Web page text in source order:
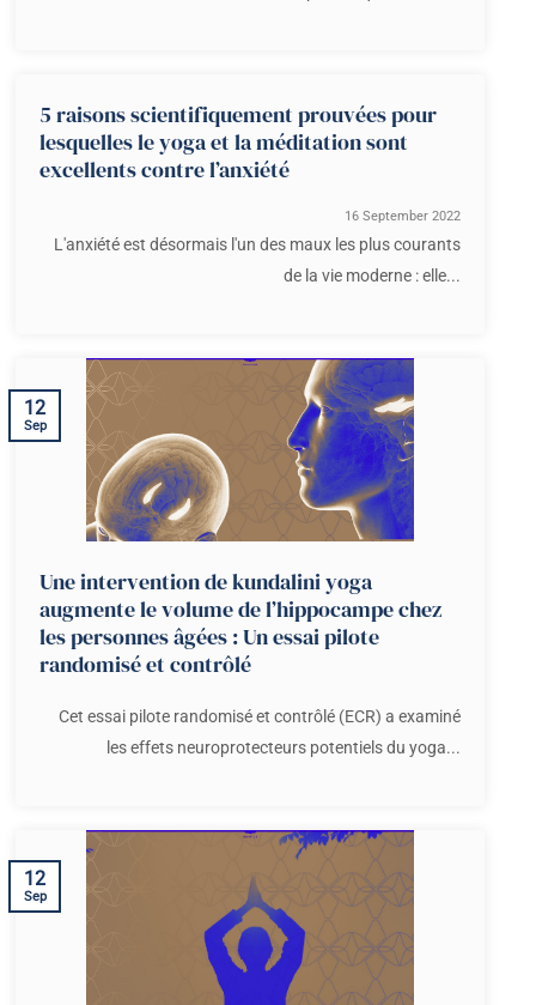
5 raisons scientifiquement prouvées pour
lesquelles le yoga et la méditation sont
excellents contre l’anxiété
16 September 2022
L'anxiété est désormais l'un des maux les plus courants
de la vie moderne : elle...
Une intervention de kundalini yoga
augmente le volume de l’hippocampe chez
les personnes âgées : Un essai pilote
randomisé et contrôlé
Cet essai pilote randomisé et contrôlé (ECR) a examiné
les effets neuroprotecteurs potentiels du yoga...
12
Sep
12
Sep